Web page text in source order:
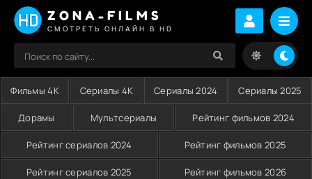
ZONA-FILMS
СМОТРЕТЬ ОНЛАЙН В HD
Фильмы 4K Сериалы 4K Сериалы 2024 Сериалы 2025
Дорамы Мультсериалы Рейтинг фильмов 2024
Рейтинг сериалов 2024 Рейтинг фильмов 2025
Рейтинг сериалов 2025 Рейтинг фильмов 2026